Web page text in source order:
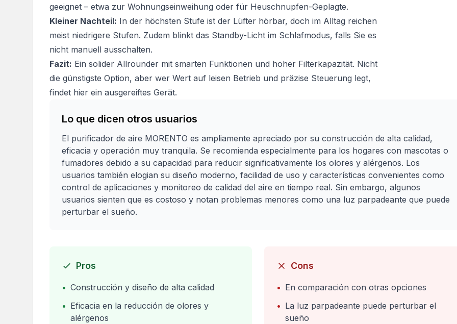
geeignet – etwa zur Wohnungseinweihung oder für Heuschnupfen-Geplagte.
Kleiner Nachteil: In der höchsten Stufe ist der Lüfter hörbar, doch im Alltag reichen
meist niedrigere Stufen. Zudem blinkt das Standby-Licht im Schlafmodus, falls Sie es
nicht manuell ausschalten.
Fazit: Ein solider Allrounder mit smarten Funktionen und hoher Filterkapazität. Nicht
die günstigste Option, aber wer Wert auf leisen Betrieb und präzise Steuerung legt,
findet hier ein ausgereiftes Gerät.
Lo que dicen otros usuarios
El purificador de aire MORENTO es ampliamente apreciado por su construcción de alta calidad,
eficacia y operación muy tranquila. Se recomienda especialmente para los hogares con mascotas o
fumadores debido a su capacidad para reducir significativamente los olores y alérgenos. Los
usuarios también elogian su diseño moderno, facilidad de uso y características convenientes como
control de aplicaciones y monitoreo de calidad del aire en tiempo real. Sin embargo, algunos
usuarios sienten que es costoso y notan problemas menores como una luz parpadeante que puede
perturbar el sueño.
Pros
• Construcción y diseño de alta calidad
• Eficacia en la reducción de olores y
alérgenos
Cons
• En comparación con otras opciones
• La luz parpadeante puede perturbar el
sueño